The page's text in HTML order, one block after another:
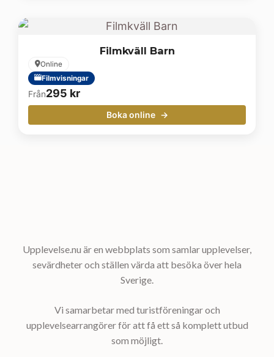
Filmkväll Barn
Online
Filmvisningar
Från295 kr
Boka online
Upplevelse.nu är en webbplats som samlar upplevelser,
sevärdheter och ställen värda att besöka över hela
Sverige.
Vi samarbetar med turistföreningar och
upplevelsearrangörer för att få ett så komplett utbud
som möjligt.